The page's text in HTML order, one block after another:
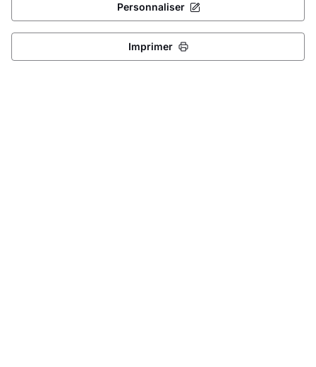
Personnaliser
Imprimer